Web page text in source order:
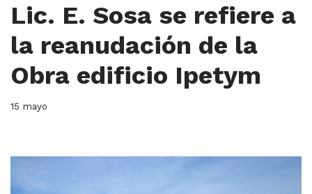
Lic. E. Sosa se refiere a
la reanudación de la
Obra edificio Ipetym
15 mayo